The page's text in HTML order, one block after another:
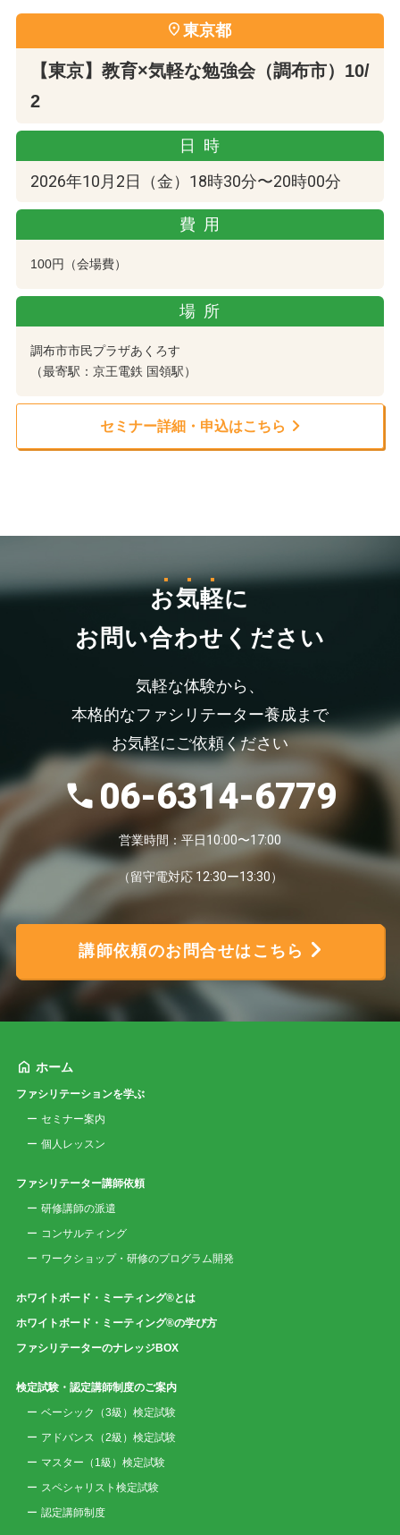
東京都
【東京】教育×気軽な勉強会（調布市）10/
2
日時
2026年10月2日（金）18時30分〜20時00分
費用
100円（会場費）
場所
調布市市民プラザあくろす
（最寄駅：京王電鉄 国領駅）
セミナー詳細・申込はこちら
お気軽に
お問い合わせください
気軽な体験から、
本格的なファシリテーター養成まで
お気軽にご依頼ください
06-6314-6779
営業時間：平日10:00〜17:00
（留守電対応 12:30ー13:30）
講師依頼のお問合せはこちら
ホーム
ファシリテーションを学ぶ
セミナー案内
個人レッスン
ファシリテーター講師依頼
研修講師の派遣
コンサルティング
ワークショップ・研修のプログラム開発
ホワイトボード・ミーティング®とは
ホワイトボード・ミーティング®の学び方
ファシリテーターのナレッジBOX
検定試験・認定講師制度のご案内
ベーシック（3級）検定試験
アドバンス（2級）検定試験
マスター（1級）検定試験
スペシャリスト検定試験
認定講師制度